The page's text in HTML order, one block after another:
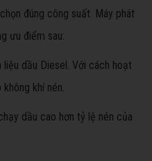
đúng công suất. Máy phát
ưu điểm sau:
dầu Diesel. Với cách hoạt
khí nén.
dầu cao hơn tỷ lệ nén của